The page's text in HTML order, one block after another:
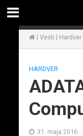
| Vesti | Hardver
HARDVER
31. maja 2016.